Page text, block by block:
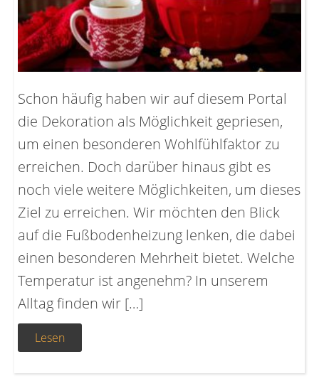
Schon häufig haben wir auf diesem Portal
die Dekoration als Möglichkeit gepriesen,
um einen besonderen Wohlfühlfaktor zu
erreichen. Doch darüber hinaus gibt es
noch viele weitere Möglichkeiten, um dieses
Ziel zu erreichen. Wir möchten den Blick
auf die Fußbodenheizung lenken, die dabei
einen besonderen Mehrheit bietet. Welche
Temperatur ist angenehm? In unserem
Alltag finden wir […]
Lesen